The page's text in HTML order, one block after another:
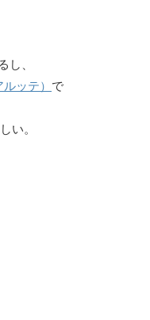
し、
ッテ） で
い。